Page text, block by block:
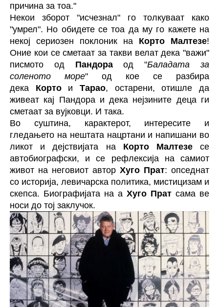
причина за тоа."
Некои зборот "исчезнал" го толкуваат како
"умрел". Но обидете се тоа да му го кажете на
некој сериозен поклоник на Корто Малтезе!
Оние кои се сметаат за такви велат дека "важи"
писмото од Пандораод "Баладата за
соленото море" од кое се разбира
дека КортоиТарао, остарени, отишле да
живеат кај Пандора и дека нејзините деца ги
сметаат за вујковци. И така.
Во суштина, карактерот, интересите и
гледањето на нештата нацртани и напишани во
ликот и дејствијата на Корто Малтезесе
автобиографски, и се рефлексија на самиот
живот на неговиот автор Хуго Прат: опседнат
со историја, левичарска политика, мистицизам и
скепса. Биографијата на а Хуго Прат сама ве
носи до тој заклучок.